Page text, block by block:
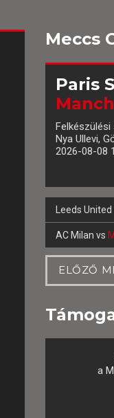
Meccs
Paris
Nya Ullevi,
2026-08-08
Leeds United
AC Milan vs
ELŐZŐ
a